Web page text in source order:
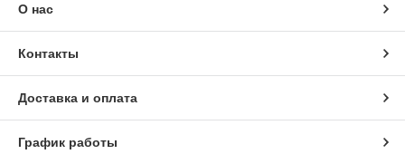
О нас
Контакты
Доставка и оплата
График работы